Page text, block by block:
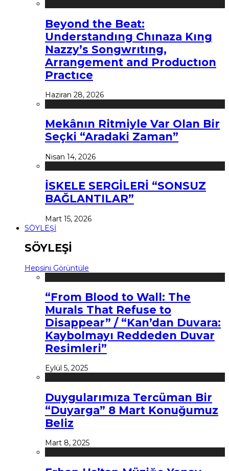
Beyond the Beat:
Understandıng Chınaza Kıng
Nazzy’s Songwrıtıng,
Arrangement and Productıon
Practıce
Haziran 28, 2026
Mekânın Ritmiyle Var Olan Bir
Seçki “Aradaki Zaman”
Nisan 14, 2026
İSKELE SERGİLERİ “SONSUZ
BAĞLANTILAR”
Mart 15, 2026
SÖYLEŞİ
SÖYLEŞİ
Hepsini Görüntüle
“From Blood to Wall: The
Murals That Refuse to
Disappear” / “Kan’dan Duvara:
Kaybolmayı Reddeden Duvar
Resimleri”
Eylül 5, 2025
Duygularımıza Tercüman Bir
“Duyarga” 8 Mart Konuğumuz
Beliz
Mart 8, 2025